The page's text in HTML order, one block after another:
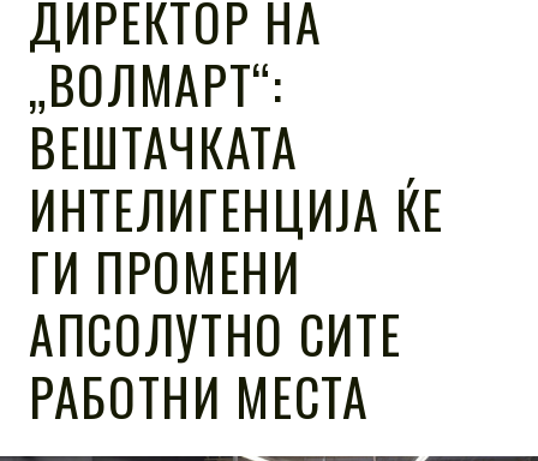
ДИРЕКТОР НА
„ВОЛМАРТ“:
ВЕШТАЧКАТА
ИНТЕЛИГЕНЦИЈА ЌЕ
ГИ ПРОМЕНИ
АПСОЛУТНО СИТЕ
РАБОТНИ МЕСТА